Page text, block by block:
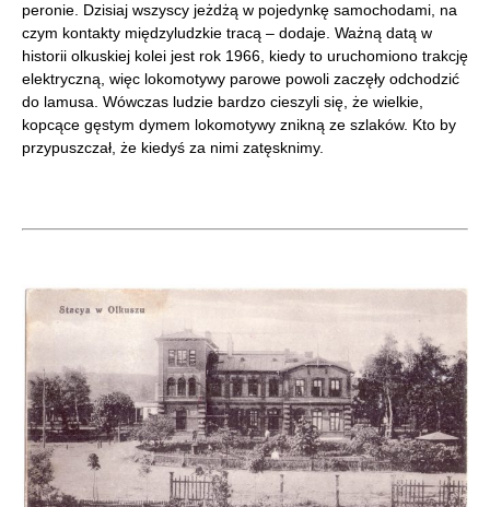
peronie. Dzisiaj wszyscy jeżdżą w pojedynkę samochodami, na
czym kontakty międzyludzkie tracą – dodaje. Ważną datą w
historii olkuskiej kolei jest rok 1966, kiedy to uruchomiono trakcję
elektryczną, więc lokomotywy parowe powoli zaczęły odchodzić
do lamusa. Wówczas ludzie bardzo cieszyli się, że wielkie,
kopcące gęstym dymem lokomotywy znikną ze szlaków. Kto by
przypuszczał, że kiedyś za nimi zatęsknimy.